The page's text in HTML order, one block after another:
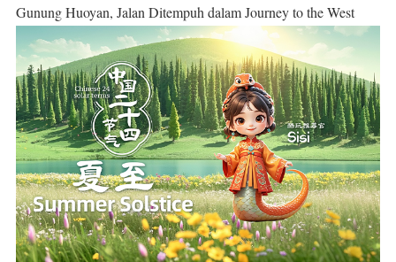
Gunung Huoyan, Jalan Ditempuh dalam Journey to the West